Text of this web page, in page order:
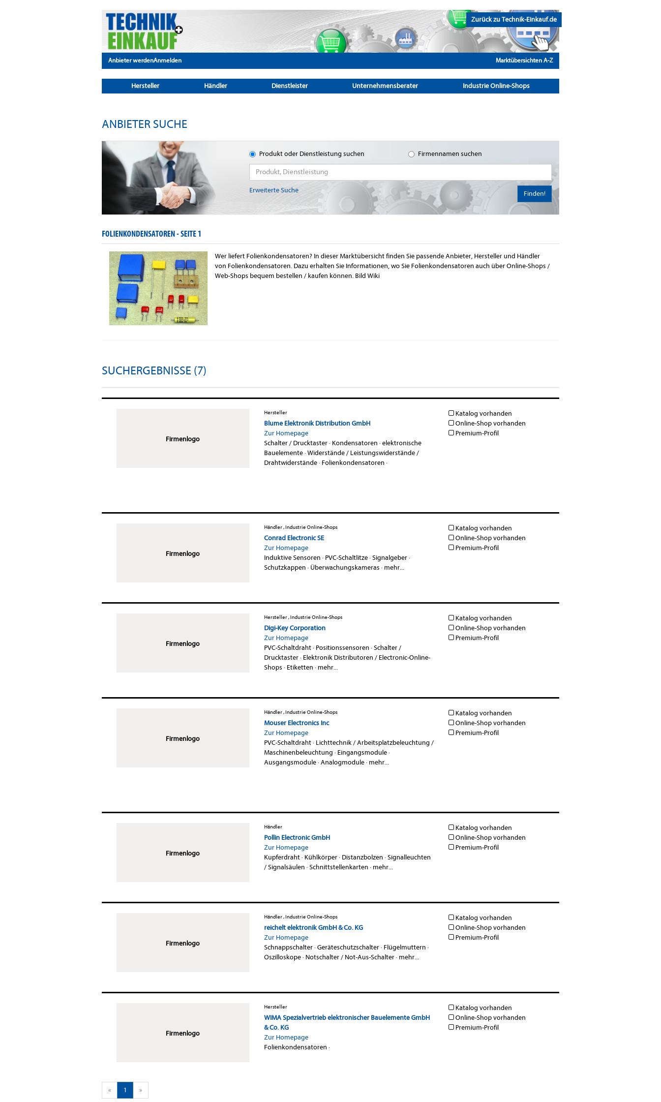
Zurück zu Technik-Einkauf.de
Anbieter werdenAnmelden Marktübersichten A-Z
Hersteller Händler Dienstleister Unternehmensberater Industrie Online-Shops
ANBIETER SUCHE
Produkt oder Dienstleistung suchen Firmennamen suchen
Erweiterte Suche Finden!
FOLIENKONDENSATOREN -SEITE 1
Wer liefert Folienkondensatoren? In dieser Marktübersicht finden Sie passende Anbieter, Hersteller und Händler
von Folienkondensatoren. Dazu erhalten Sie Informationen, wo Sie Folienkondensatoren auch über Online-Shops /
Web-Shops bequem bestellen / kaufen können. Bild Wiki
SUCHERGEBNISSE (7)
Firmenlogo
Hersteller
Blume Elektronik Distribution GmbH
Zur Homepage
Schalter / Drucktaster· Kondensatoren ·elektronische
Bauelemente·Widerstände / Leistungswiderstände /
Drahtwiderstände· Folienkondensatoren ·
Katalog vorhanden
Online-Shop vorhanden
Premium-Profil
Firmenlogo
Händler , Industrie Online-Shops
Conrad Electronic SE
Zur Homepage
Induktive Sensoren · PVC-Schaltlitze·Signalgeber·
Schutzkappen · Überwachungskameras · mehr...
Katalog vorhanden
Online-Shop vorhanden
Premium-Profil
Firmenlogo
Hersteller , Industrie Online-Shops
Digi-Key Corporation
Zur Homepage
PVC-Schaltdraht· Positionssensoren ·Schalter /
Drucktaster· Elektronik Distributoren / Electronic-Online-
Shops · Etiketten · mehr...
Katalog vorhanden
Online-Shop vorhanden
Premium-Profil
Firmenlogo
Händler , Industrie Online-Shops
Mouser Electronics Inc
Zur Homepage
PVC-Schaltdraht· Lichttechnik / Arbeitsplatzbeleuchtung /
Maschinenbeleuchtung · Eingangsmodule·
Ausgangsmodule·Analogmodule· mehr...
Katalog vorhanden
Online-Shop vorhanden
Premium-Profil
Firmenlogo
Händler
Pollin Electronic GmbH
Zur Homepage
Kupferdraht· Kühlkörper· Distanzbolzen ·Signalleuchten
/ Signalsäulen ·Schnittstellenkarten · mehr...
Katalog vorhanden
Online-Shop vorhanden
Premium-Profil
Firmenlogo
Händler , Industrie Online-Shops
reichelt elektronik GmbH & Co. KG
Zur Homepage
Schnappschalter·Geräteschutzschalter· Flügelmuttern ·
Oszilloskope· Notschalter / Not-Aus-Schalter· mehr...
Katalog vorhanden
Online-Shop vorhanden
Premium-Profil
Firmenlogo
Hersteller
WIMA Spezialvertrieb elektronischer Bauelemente GmbH
& Co. KG
Zur Homepage
Folienkondensatoren ·
Katalog vorhanden
Online-Shop vorhanden
Premium-Profil
« 1 »